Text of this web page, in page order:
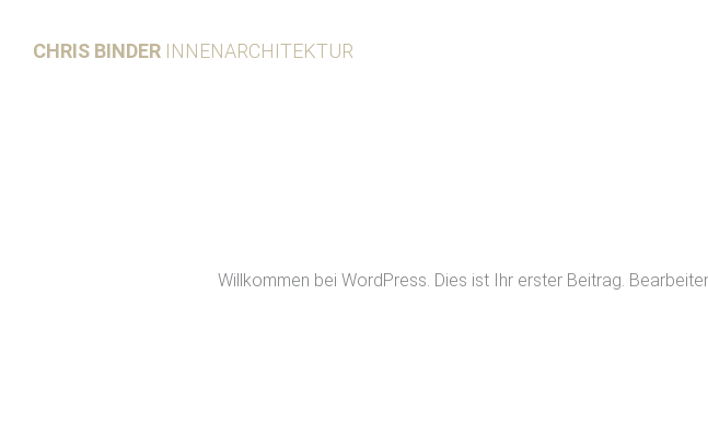
InhaltCHRIS BINDER INNENARCHITEKTUR
Willkommen bei WordPress. Dies ist Ihr erster Beitrag.